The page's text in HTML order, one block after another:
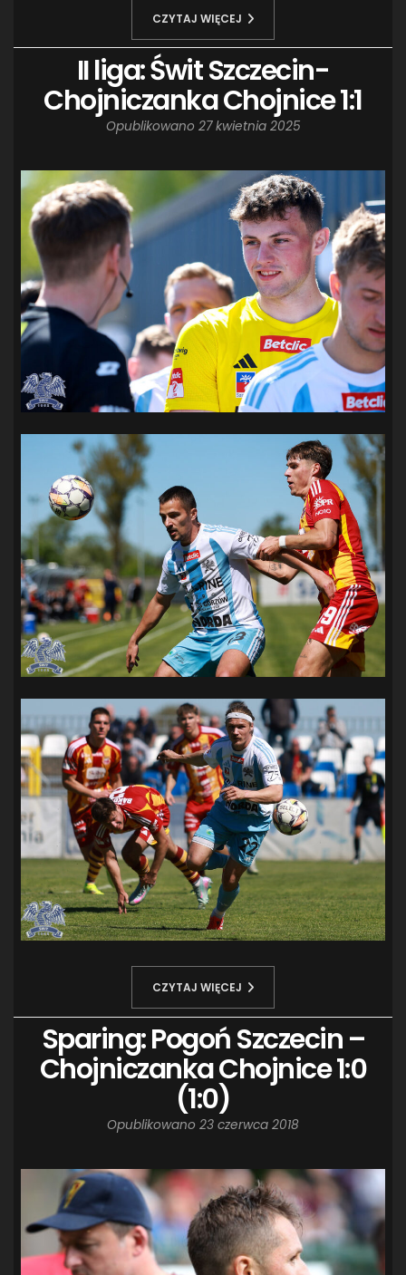
CZYTAJ WIĘCEJ
II liga: Świt Szczecin-
Chojniczanka Chojnice 1:1
Opublikowano 27 kwietnia 2025
CZYTAJ WIĘCEJ
Sparing: Pogoń Szczecin –
Chojniczanka Chojnice 1:0
(1:0)
Opublikowano 23 czerwca 2018